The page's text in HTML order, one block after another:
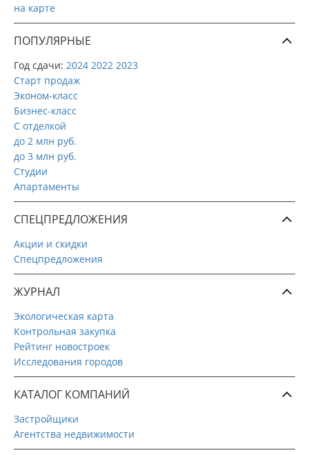
на карте
ПОПУЛЯРНЫЕ
Год сдачи: 2024 2022 2023
Старт продаж
Эконом-класс
Бизнес-класс
С отделкой
до 2 млн руб.
до 3 млн руб.
Студии
Апартаменты
СПЕЦПРЕДЛОЖЕНИЯ
Акции и скидки
Спецпредложения
ЖУРНАЛ
Экологическая карта
Контрольная закупка
Рейтинг новостроек
Исследования городов
КАТАЛОГ КОМПАНИЙ
Застройщики
Агентства недвижимости